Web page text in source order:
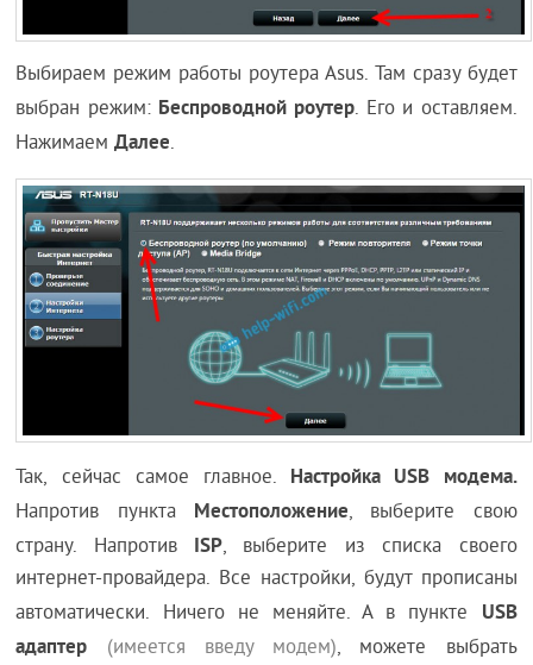
Выбираем режим работы роутера Asus. Там сразу будет
выбран режим: Беспроводной роутер. Его и оставляем.
НажимаемДалее.
Так, сейчас самое главное. Настройка USB модема.
Напротив пункта Местоположение, выберите свою
страну. Напротив ISP, выберите из списка своего
интернет-провайдера. Все настройки, будут прописаны
автоматически. Ничего не меняйте. А в пункте USB
адаптер
(имеется введу модем), можете выбрать